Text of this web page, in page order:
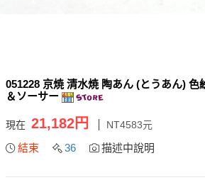
051228 京焼 清水焼 陶あん (とうあん) 色
＆ソーサー
現在 21,182円 NT4583元
結束 36 描述中說明